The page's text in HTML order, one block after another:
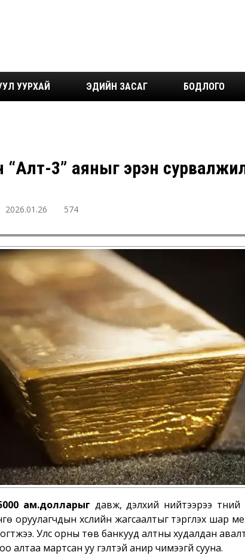
УУРХАЙ ЭДИЙН ЗАСАГ БОДЛОГО
“Алт-3” аяныг эрэн
2026.01.26 574
ам.долларыг давж, дэлхий нийтээрээ
оруулагчдын хүслийн жагсаалтыг тэргүүлэх шар
Улс орны төв банкууд алтны худалдан
алтаа мартсан уу гэлтэй анир чимээгүй сууна.